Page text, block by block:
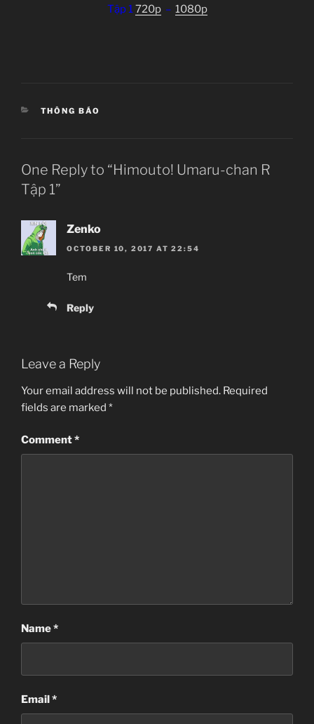
Tập 1720p– 1080p
CATEGORIES
THÔNG BÁO
One Reply to “Himouto! Umaru-chan R
Tập 1”
Zenko
OCTOBER 10, 2017 AT 22:54
Tem
Reply
Leave a Reply
Your email address will not be published. Required
fields are marked *
Comment*
Name*
Email*